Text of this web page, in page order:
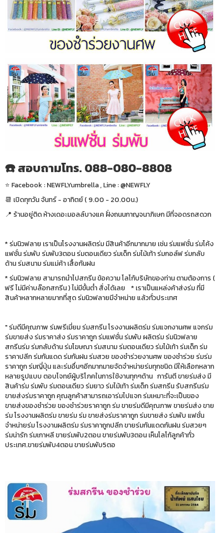
☎️ สอบถามโทร. 088-080-8808
⭐️ Facebook : NEWFLYumbrella , Line : @NEWFLY
📆 เปิดทุกวัน จันทร์ - อาทิตย์ ( 9.00 - 20.00น.)
📍 ร้านอยู่ติด ห้างเดอะมอลล์บางแค ฝั่งถนนกาญจนาภิเษก มีที่จอดรถสดวก
* ร่มนิวฟลาย เราเป็นโรงงานผลิตร่ม มีสินค้าอีกมากมาย เช่น ร่มแฟชั่น ร่มโค้ง
แฟชั่น ร่มพับ ร่มพับ3ตอน ร่มตอนเดียว ร่มเด็ก ร่มไม้เท้า ร่มกอล์ฟ ร่มกลับ
ด้าน ร่มสนาม ร่มแม่ค้า เสื้อกันฝน
* ร่มนิวฟลาย สามารถนำไปสกรีน ข้อความ โลโก้บริษัทของท่าน ตามต้องการ (
ฟรี ไม่มีค่าบล๊อกสกรีน ) ไม่มีขั้นต่ำ สั่งได้เลย * เราเป็นแหล่งค้าส่งร่ม ที่มี
สินค้าหลากหลายมากที่สุด ร่มนิวฟลายมีจำหน่าย แล้วทั่วประเทศ
" ร่มดีมีคุณภาพ ร่มพรีเมี่ยม ร่มสกรีน โรงงานผลิตร่ม ร่มแจกงานศพ แจกร่ม
ร่มขายส่ง ร่มราคาส่ง ร่มราคาถูก ร่มแฟชั่น ร่มพับ ผลิตร่ม ร่มนิวฟลาย
สกรีนร่ม ร่มกลับด้าน ร่มโฆษณา ร่มสนาม ร่มตอนเดียว ร่มไม้เท้า ร่มเด็ก ร่ม
ราคาปลีก ร่มกันแดด ร่มกันฝน ร่มสวย ของชำร่วยงานศพ ของชำร่วย ร่มร่ม
ราคาถูก ร่มญี่ปุ่น และร่มอื่นๆอีกมากมายจัดจำหน่ายร่มทุกชนิด มีให้เลือกหลาก
หลายรูปแบบ ตอบโจทย์ผู้บริโภคในการใช้งานทุกๆด้าน การันตี ขายร่มส่ง มี
สินค้าร่ม ร่มพับ ร่มตอนเดียว ร่มยาว ร่มไม้เท้า ร่มเด็ก ร่มสกรีน รับสกรีนร่ม
ขายส่งร่มราคาถูก คุณลูกค้าสามารถเอาร่มไปแจก ร่มเหมาะที่จะเป็นของ
ขายส่งของชำร่วย ของชำร่วยราคาถูก ร่ม ขายร่มดีมีคุณภาพ ขายร่มส่ง ขาย
ร่ม โรงงานผลิตร่ม ขายร่ม ร่ม ขายส่งร่มราคาถูก ร่มขายส่ง ร่มพับ แฟชั่น
จำหน่ายร่ม โรงงานผลิตร่ม ร่มราคาถูกปลีก ขายร่มกันแดดกันฝน ร่มสวยๆ
ร่มน่ารัก ร่มเกาหลี ขายร่มพับ2ตอน ขายร่มพับ3ตอน เห็นโลโก้ลูกค้าทั่ว
ประเทศ.ขายร่มพับ4ตอน ขายร่มพับ5ตอ